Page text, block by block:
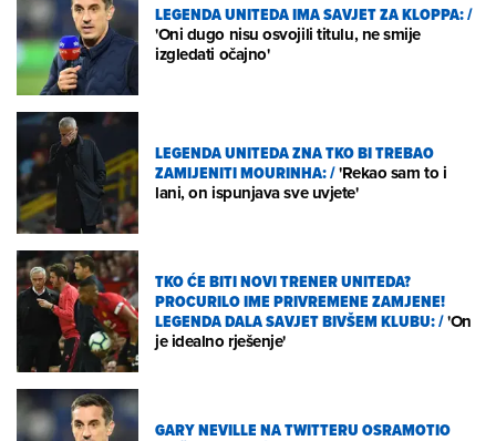
LEGENDA UNITEDA IMA SAVJET ZA KLOPPA:/
'Oni dugo nisu osvojili titulu, ne smije
izgledati očajno'
LEGENDA UNITEDA ZNA TKO BI TREBAO
ZAMIJENITI MOURINHA:/'Rekao sam to i
lani, on ispunjava sve uvjete'
TKO ĆE BITI NOVI TRENER UNITEDA?
PROCURILO IME PRIVREMENE ZAMJENE!
LEGENDA DALA SAVJET BIVŠEM KLUBU:/'On
je idealno rješenje'
GARY NEVILLE NA TWITTERU OSRAMOTIO